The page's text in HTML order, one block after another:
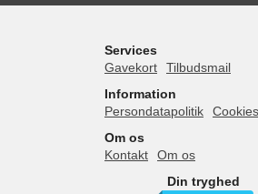
Services
Gavekort
Tilbudsmail
Information
Persondatapolitik
Cookies
Om os
Kontakt
Om os
Din tryghed